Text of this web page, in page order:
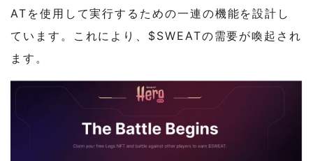
ATを使用して実行するための一連の機能を設計し
ています。これにより、$SWEATの需要が喚起され
ます。